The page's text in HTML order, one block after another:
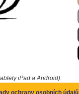
iPad a Android).
ochrany osobních údajů